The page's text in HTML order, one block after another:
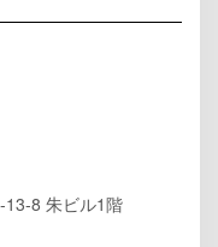
13-8 朱ビル1階